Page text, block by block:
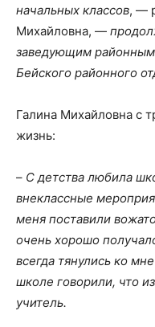
начальных классов, —
Михайловна, —
заведующим
Бейского районного
Галина Михайловна с
жизнь:
– С детства любила
внеклассные
меня поставили
очень хорошо
всегда тянулись ко
школе говорили, что
учитель.